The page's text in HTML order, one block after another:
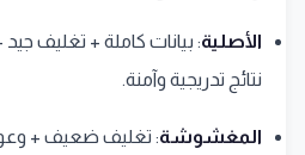
الأصلية: بيانات كاملة + تغليف
نتائج تدريجية وآمنة.
المغشوشة: تغليف ضعيف +